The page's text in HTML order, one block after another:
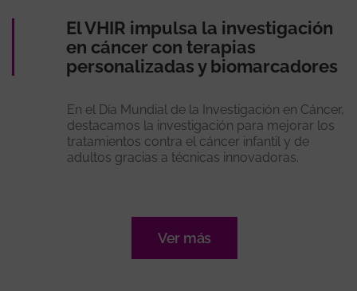
El VHIR impulsa la investigación
en cáncer con terapias
personalizadas y biomarcadores
En el Día Mundial de la Investigación en Cáncer,
destacamos la investigación para mejorar los
tratamientos contra el cáncer infantil y de
adultos gracias a técnicas innovadoras.
Ver más